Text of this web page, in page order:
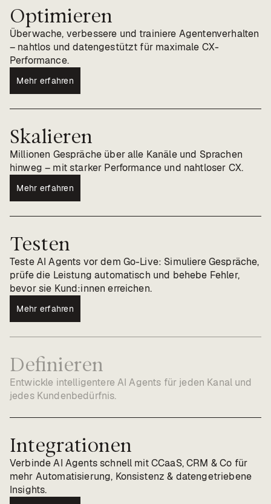
Optimieren
Überwache, verbessere und trainiere Agentenverhalten
– nahtlos und datengestützt für maximale CX-
Performance.
Mehr erfahren
Skalieren
Millionen Gespräche über alle Kanäle und Sprachen
hinweg – mit starker Performance und nahtloser CX.
Mehr erfahren
Testen
Teste AI Agents vor dem Go-Live: Simuliere Gespräche,
prüfe die Leistung automatisch und behebe Fehler,
bevor sie Kund:innen erreichen.
Mehr erfahren
Definieren
Entwickle intelligentere AI Agents für jeden Kanal und
jedes Kundenbedürfnis.
Integrationen
Verbinde AI Agents schnell mit CCaaS, CRM & Co für
mehr Automatisierung, Konsistenz & datengetriebene
Insights.